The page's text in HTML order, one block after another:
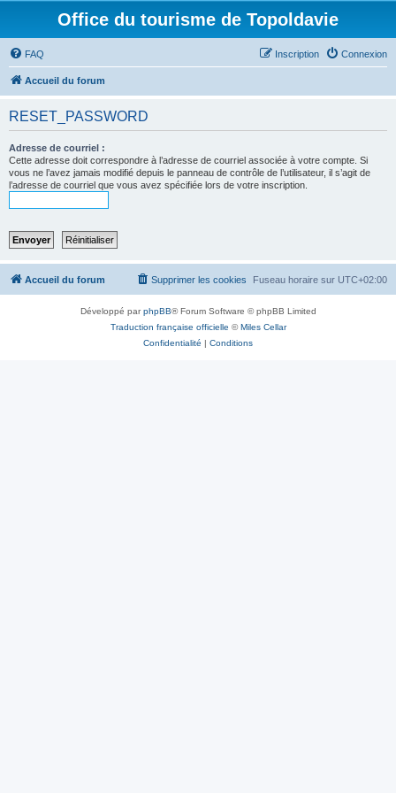
Office du tourisme de Topoldavie
FAQ Connexion
Inscription
Accueil du forum
RESET_PASSWORD
Adresse de courriel :
Cette adresse doit correspondre à l’adresse de courriel associée à votre compte. Si
vous ne l’avez jamais modifié depuis le panneau de contrôle de l’utilisateur, il s’agit de
l’adresse de courriel que vous avez spécifiée lors de votre inscription.
Accueil du forum Fuseau horaire sur UTC+02:00
Supprimer les cookies
Développé parphpBB® Forum Software © phpBB Limited
Traduction française officielle ©Miles Cellar
Confidentialité | Conditions